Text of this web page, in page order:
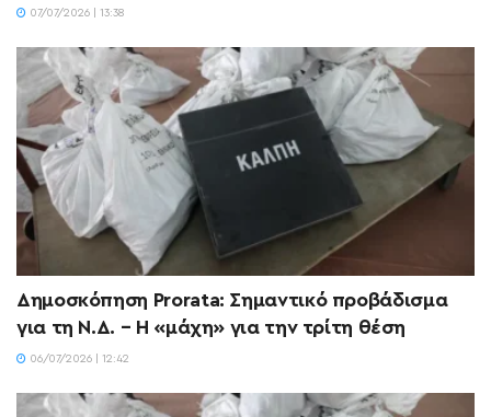
07/07/2026 | 13:38
Δημοσκόπηση Prorata: Σημαντικό προβάδισμα
για τη Ν.Δ. – Η «μάχη» για την τρίτη θέση
06/07/2026 | 12:42